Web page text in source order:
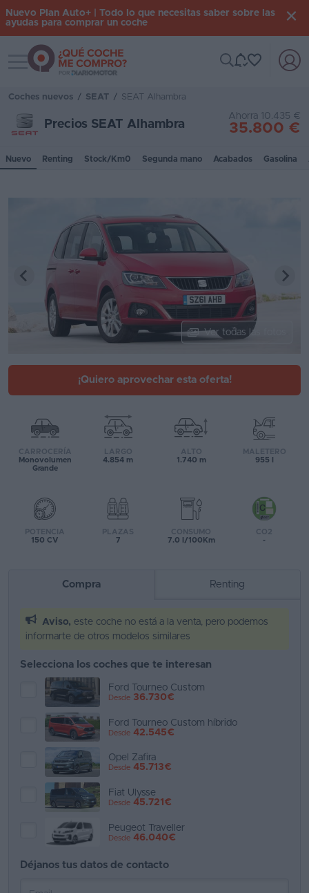
Iniciar
Inicio
Coches
Suscripción
Stock
Segunda
Ofertas
Asistente
Comparador
Ventas
coches
Nuevo Plan Auto+ | Todo lo que necesitas saber sobre las
ayudas para comprar un coche
Toggle navigation
Coches nuevos / SEAT / SEAT Alhambra
Precios SEAT Alhambra
Ahorra 10.435 €
35.800 €
Nuevo Renting Stock/Km0 Segunda mano Acabados Gasolina
Ver todas las fotos
¡Quiero aprovechar esta oferta!
CARROCERÍA
Monovolumen
Grande
LARGO
4.854 m
ALTO
1.740 m
MALETERO
955 l
POTENCIA
150 CV
PLAZAS
7
CONSUMO
7.0 l/100Km
CO2
-
Compra Renting
Aviso, este coche no está a la venta, pero podemos
informarte de otros modelos similares
Selecciona los coches que te interesan
Ford Tourneo Custom
Desde 36.730€
Ford Tourneo Custom híbrido
Desde 42.545€
Opel Zafira
Desde 45.713€
Fiat Ulysse
Desde 45.721€
Peugeot Traveller
Desde 46.040€
Déjanos tus datos de contacto